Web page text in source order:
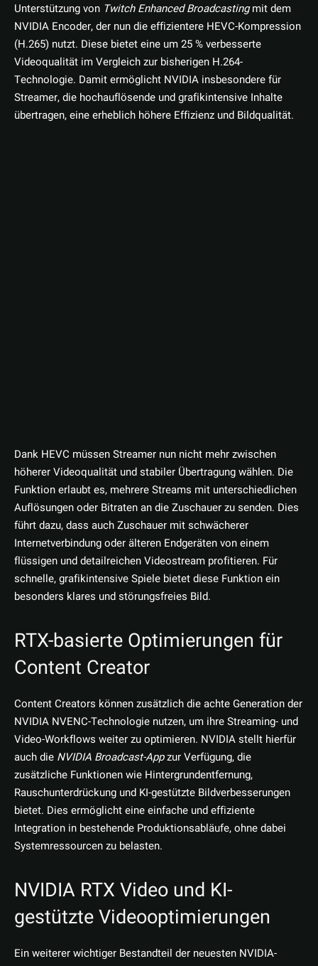
Unterstützung von Twitch Enhanced Broadcastingmit dem
NVIDIA Encoder, der nun die effizientere HEVC-Kompression
(H.265) nutzt. Diese bietet eine um 25 % verbesserte
Videoqualität im Vergleich zur bisherigen H.264-
Technologie. Damit ermöglicht NVIDIA insbesondere für
Streamer, die hochauflösende und grafikintensive Inhalte
übertragen, eine erheblich höhere Effizienz und Bildqualität.
Dank HEVC müssen Streamer nun nicht mehr zwischen
höherer Videoqualität und stabiler Übertragung wählen. Die
Funktion erlaubt es, mehrere Streams mit unterschiedlichen
Auflösungen oder Bitraten an die Zuschauer zu senden. Dies
führt dazu, dass auch Zuschauer mit schwächerer
Internetverbindung oder älteren Endgeräten von einem
flüssigen und detailreichen Videostream profitieren. Für
schnelle, grafikintensive Spiele bietet diese Funktion ein
besonders klares und störungsfreies Bild.
RTX-basierte Optimierungen für
Content Creator
Content Creators können zusätzlich die achte Generation der
NVIDIA NVENC-Technologie nutzen, um ihre Streaming- und
Video-Workflows weiter zu optimieren. NVIDIA stellt hierfür
auch die NVIDIA Broadcast-Appzur Verfügung, die
zusätzliche Funktionen wie Hintergrundentfernung,
Rauschunterdrückung und KI-gestützte Bildverbesserungen
bietet. Dies ermöglicht eine einfache und effiziente
Integration in bestehende Produktionsabläufe, ohne dabei
Systemressourcen zu belasten.
NVIDIA RTX Video und KI-
gestützte Videooptimierungen
Ein weiterer wichtiger Bestandteil der neuesten NVIDIA-